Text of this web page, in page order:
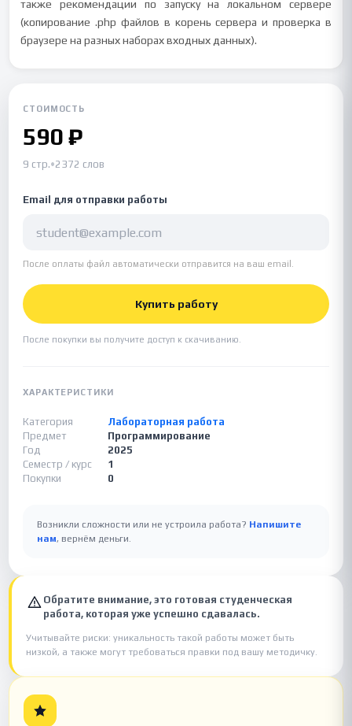
также рекомендации по запуску на локальном сервере
(копирование .php файлов в корень сервера и проверка в
браузере на разных наборах входных данных).
СТОИМОСТЬ
590 ₽
9 стр.•2372 слов
Email для отправки работы
После оплаты файл автоматически отправится на ваш email.
Купить работу
После покупки вы получите доступ к скачиванию.
ХАРАКТЕРИСТИКИ
Категория
Лабораторная работа
Предмет
Программирование
Год
2025
Семестр / курс
1
Покупки
0
Возникли сложности или не устроила работа? Напишите
нам, вернём деньги.
Обратите внимание, это готовая студенческая
работа, которая уже успешно сдавалась.
Учитывайте риски: уникальность такой работы может быть
низкой, а также могут требоваться правки под вашу методичку.